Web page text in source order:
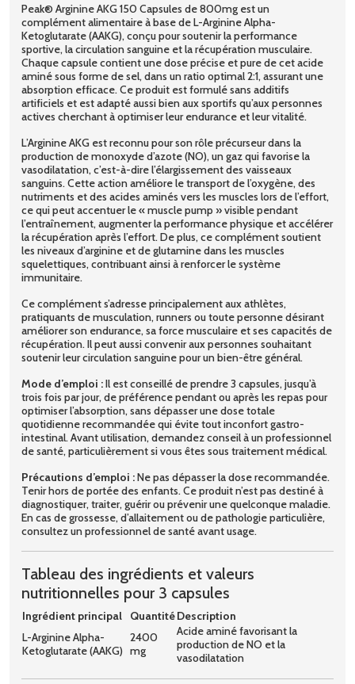
Peak® Arginine AKG 150 Capsules de 800mg est un
complément alimentaire à base de L-Arginine Alpha-
Ketoglutarate (AAKG), conçu pour soutenir la performance
sportive, la circulation sanguine et la récupération musculaire.
Chaque capsule contient une dose précise et pure de cet acide
aminé sous forme de sel, dans un ratio optimal 2:1, assurant une
absorption efficace. Ce produit est formulé sans additifs
artificiels et est adapté aussi bien aux sportifs qu’aux personnes
actives cherchant à optimiser leur endurance et leur vitalité.
L’Arginine AKG est reconnu pour son rôle précurseur dans la
production de monoxyde d’azote (NO), un gaz qui favorise la
vasodilatation, c’est-à-dire l’élargissement des vaisseaux
sanguins. Cette action améliore le transport de l’oxygène, des
nutriments et des acides aminés vers les muscles lors de l’effort,
ce qui peut accentuer le « muscle pump » visible pendant
l’entraînement, augmenter la performance physique et accélérer
la récupération après l’effort. De plus, ce complément soutient
les niveaux d’arginine et de glutamine dans les muscles
squelettiques, contribuant ainsi à renforcer le système
immunitaire.
Ce complément s’adresse principalement aux athlètes,
pratiquants de musculation, runners ou toute personne désirant
améliorer son endurance, sa force musculaire et ses capacités de
récupération. Il peut aussi convenir aux personnes souhaitant
soutenir leur circulation sanguine pour un bien-être général.
Mode d’emploi :Il est conseillé de prendre 3 capsules, jusqu’à
trois fois par jour, de préférence pendant ou après les repas pour
optimiser l’absorption, sans dépasser une dose totale
quotidienne recommandée qui évite tout inconfort gastro-
intestinal. Avant utilisation, demandez conseil à un professionnel
de santé, particulièrement si vous êtes sous traitement médical.
Précautions d’emploi :Ne pas dépasser la dose recommandée.
Tenir hors de portée des enfants. Ce produit n’est pas destiné à
diagnostiquer, traiter, guérir ou prévenir une quelconque maladie.
En cas de grossesse, d’allaitement ou de pathologie particulière,
consultez un professionnel de santé avant usage.
Tableau des ingrédients et valeurs
nutritionnelles pour 3 capsules
Ingrédient principal QuantitéDescription
L-Arginine Alpha-
Ketoglutarate (AAKG)
2400
mg
Acide aminé favorisant la
production de NO et la
vasodilatation